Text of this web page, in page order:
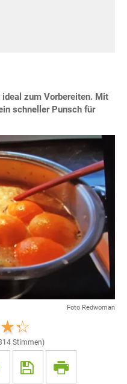
zum Vorbereiten. Mit
schneller Punsch für
Foto Redwoman
Stimmen)